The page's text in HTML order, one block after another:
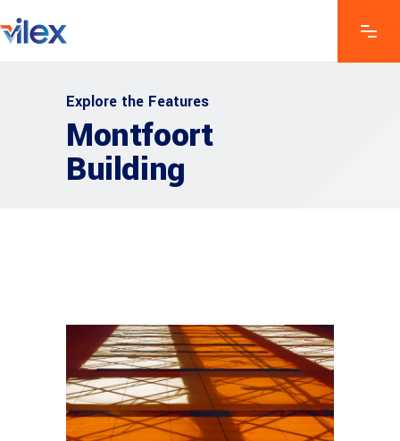
Explore the Features
Montfoort
Building